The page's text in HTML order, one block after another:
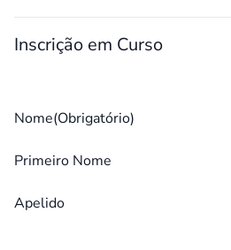
Inscrição em Curso
Nome(Obrigatório)
Primeiro Nome
Apelido